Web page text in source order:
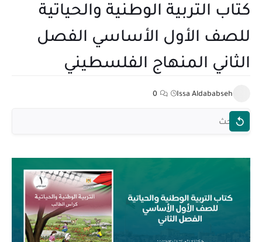
كتاب التربية الوطنية والحياتية
للصف الأول الأساسي الفصل
الثاني المنهاج الفلسطيني
Issa Aldababseh
0